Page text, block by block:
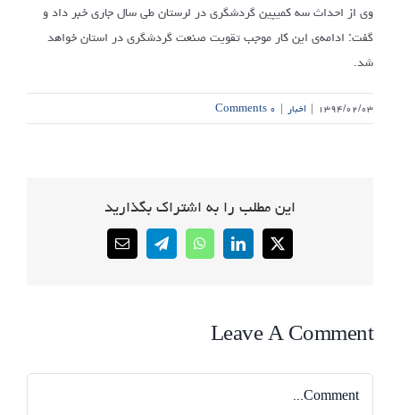
وی از احداث سه کمیپین گردشگری در لرستان طی سال جاری خبر داد و
گفت: ادامه‌ی این کار موجب تقویت صنعت گردشگری در استان خواهد
شد.
۱۳۹۴/۰۲/۰۳ | اخبار | ۰ Comments
این مطلب را به اشتراک بگذارید
X
LinkedIn
WhatsApp
Telegram
Email
Leave A Comment